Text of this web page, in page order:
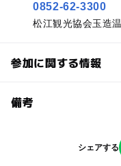
0852-62-3300
松江観光協会玉造
参加に関する情報
予約/応募
備考
※掲載の情報は天
ることがあります
シェアする